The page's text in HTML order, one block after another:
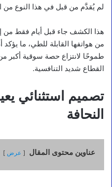
لم يُقدَّم من قبل في هذا النوع من
هذا الكشف جاء قبل أيام فقط من
من هواتفها القابلة للطي، ما يؤكد
طموحًا لانتزاع حصة سوقية أكبر
القطاع شديد التنافسية.
تصميم استثنائي
النحافة
عناوين محتوى المقال عرض